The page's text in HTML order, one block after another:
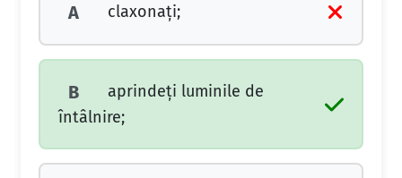
A claxonaţi;
B
aprindeţi luminile de
întâlnire;